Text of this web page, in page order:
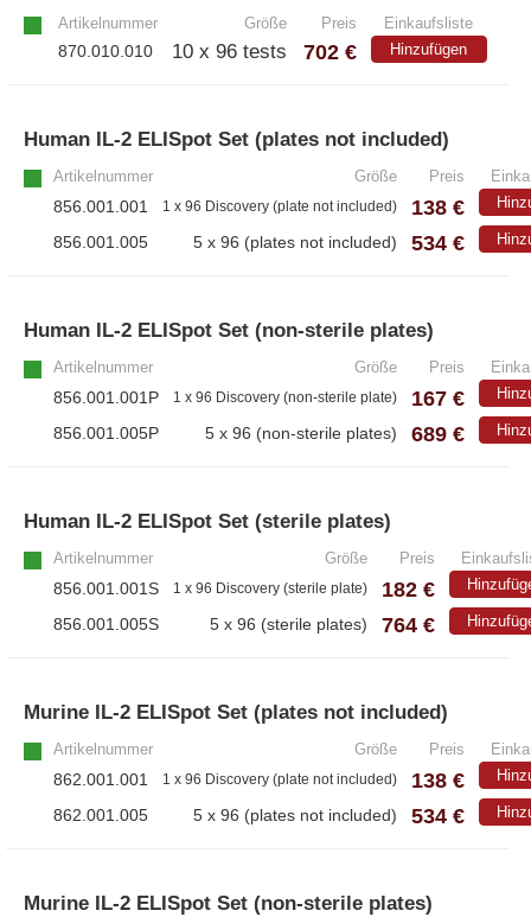
– CD-Antikörper
White Label und Geräte
– Alle White Label und technische Produkte
– EzScope 101 Live Cell Imaging System
Artikelnummer Größe Preis Einkaufsliste
870.010.010 10 x 96 tests 702 € Hinzufügen
Human IL-2 ELISpot Set (plates not included)
Artikelnummer Größe Preis
856.001.001 1 x 96 Discovery (plate not included) 138 €
856.001.005 5 x 96 (plates not included) 534 €
Human IL-2 ELISpot Set (non-sterile plates)
Artikelnummer Größe Preis
856.001.001P 1 x 96 Discovery (non-sterile plate) 167 €
856.001.005P 5 x 96 (non-sterile plates) 689 €
Human IL-2 ELISpot Set (sterile plates)
Artikelnummer Größe Preis
856.001.001S 1 x 96 Discovery (sterile plate) 182 €
856.001.005S 5 x 96 (sterile plates) 764 €
Murine IL-2 ELISpot Set (plates not included)
Artikelnummer Größe Preis
862.001.001 1 x 96 Discovery (plate not included) 138 €
862.001.005 5 x 96 (plates not included) 534 €
Murine IL-2 ELISpot Set (non-sterile plates)